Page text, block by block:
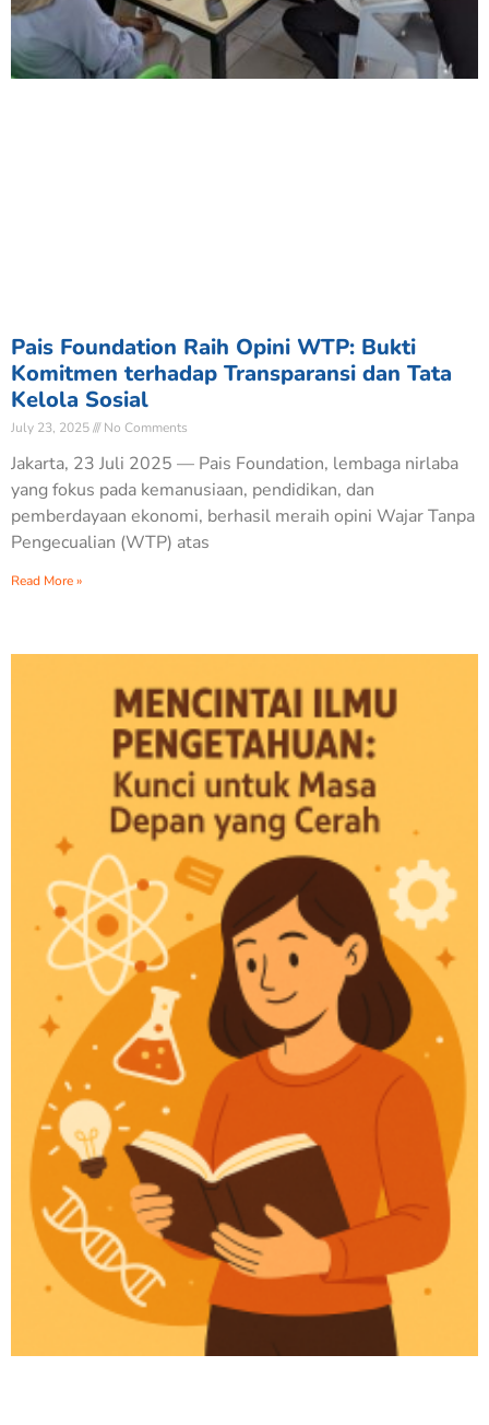
Pais Foundation Raih Opini WTP: Bukti
Komitmen terhadap Transparansi dan Tata
Kelola Sosial
July 23, 2025 No Comments
Jakarta, 23 Juli 2025 — Pais Foundation, lembaga nirlaba
yang fokus pada kemanusiaan, pendidikan, dan
pemberdayaan ekonomi, berhasil meraih opini Wajar Tanpa
Pengecualian (WTP) atas
Read More »